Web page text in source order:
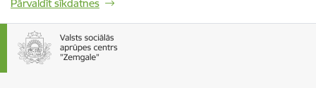
Pārvaldīt sīkdatnes